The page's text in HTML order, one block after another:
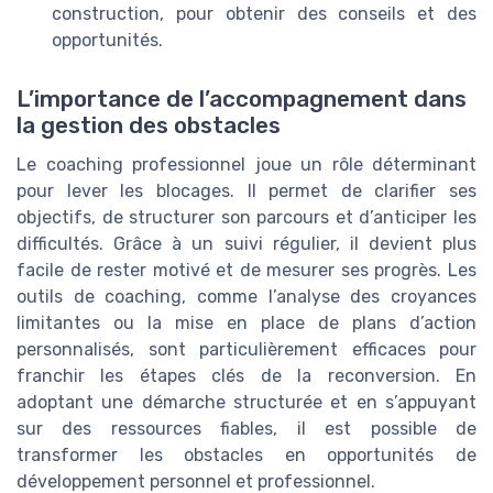
construction, pour obtenir des conseils et des
opportunités.
L’importance de l’accompagnement dans
la gestion des obstacles
Le coaching professionnel joue un rôle déterminant
pour lever les blocages. Il permet de clarifier ses
objectifs, de structurer son parcours et d’anticiper les
difficultés. Grâce à un suivi régulier, il devient plus
facile de rester motivé et de mesurer ses progrès. Les
outils de coaching, comme l’analyse des croyances
limitantes ou la mise en place de plans d’action
personnalisés, sont particulièrement efficaces pour
franchir les étapes clés de la reconversion. En
adoptant une démarche structurée et en s’appuyant
sur des ressources fiables, il est possible de
transformer les obstacles en opportunités de
développement personnel et professionnel.